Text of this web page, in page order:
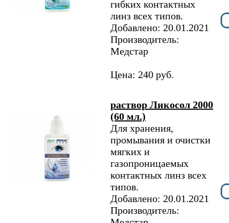
гибких контактных
линз всех типов.
Добавлено: 20.01.2021
Производитель:
Медстар
Цена: 240 руб.
раствор Ликосол 2000
(60 мл.)
Для хранения,
промывания и очистки
мягких и
газопроницаемых
контактных линз всех
типов.
Добавлено: 20.01.2021
Производитель: